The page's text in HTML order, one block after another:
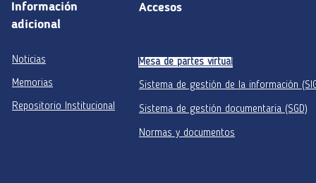
Información
adicional
Noticias
Memorias
Repositorio Institucional
Accesos
Mesa de partes virtual
Sistema de gestión de la información
Sistema de gestión documentaria (SGD)
Normas y documentos